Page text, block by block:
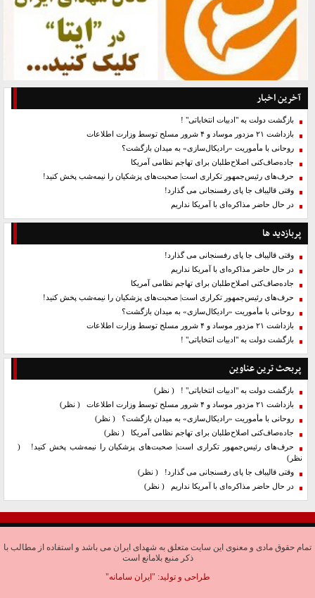
آخرین اخبار
بازگشت دولت به "ادبیات انتخاباتی" !
بازداشت ۲۱ مزدور موساد و ۴ شرور مسلح توسط وزارت اطلاعات
روحانی با مأموریت «رادیکال‌سازی» به میدان بازگشت؟
جاده‌صاف‌کنی اصلاح‌طلبان برای تهاجم نظامی آمریکا
حرف‌های رئیس‌جمهور تکراری است| صحبت‌های پزشکیان را نیمه‌شب پخش کنید!
وقتی قالیباف جا پای رفسنجانی می گذارد!
در حال حاضر مذاکره‌ای با آمریکا نداریم
پربازدید ها
وقتی قالیباف جا پای رفسنجانی می گذارد!
در حال حاضر مذاکره‌ای با آمریکا نداریم
جاده‌صاف‌کنی اصلاح‌طلبان برای تهاجم نظامی آمریکا
حرف‌های رئیس‌جمهور تکراری است| صحبت‌های پزشکیان را نیمه‌شب پخش کنید!
روحانی با مأموریت «رادیکال‌سازی» به میدان بازگشت؟
بازداشت ۲۱ مزدور موساد و ۴ شرور مسلح توسط وزارت اطلاعات
بازگشت دولت به "ادبیات انتخاباتی" !
پربحث ترین عناوین
بازگشت دولت به "ادبیات انتخاباتی" ! ( نظر)
بازداشت ۲۱ مزدور موساد و ۴ شرور مسلح توسط وزارت اطلاعات
( نظر)
روحانی با مأموریت «رادیکال‌سازی» به میدان بازگشت؟ ( نظر)
جاده‌صاف‌کنی اصلاح‌طلبان برای تهاجم نظامی آمریکا
( نظر)
حرف‌های رئیس‌جمهور تکراری است| صحبت‌های پزشکیان را نیمه‌شب پخش کنید!
(
نظر)
وقتی قالیباف جا پای رفسنجانی می گذارد! ( نظر)
در حال حاضر مذاکره‌ای با آمریکا نداریم
( نظر)
تمام حقوق مادی و معنوی این سایت متعلق به شهدای ایران می باشد و استفاده از مطالب با
ذکر منبع بلامانع است
طراحی و تولید: "ایران سامانه"